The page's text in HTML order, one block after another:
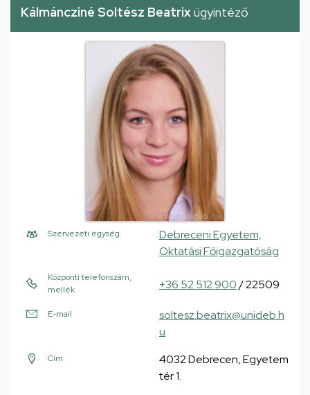
Kálmáncziné Soltész Beatrixügyintéző
Szervezeti egység
Debreceni Egyetem,
Oktatási Főigazgatóság
Központi telefonszám,
mellék
+36 52 512 900/ 22509
E-mail
soltesz.beatrix@unideb.h
u
Cím
4032 Debrecen, Egyetem
tér 1.